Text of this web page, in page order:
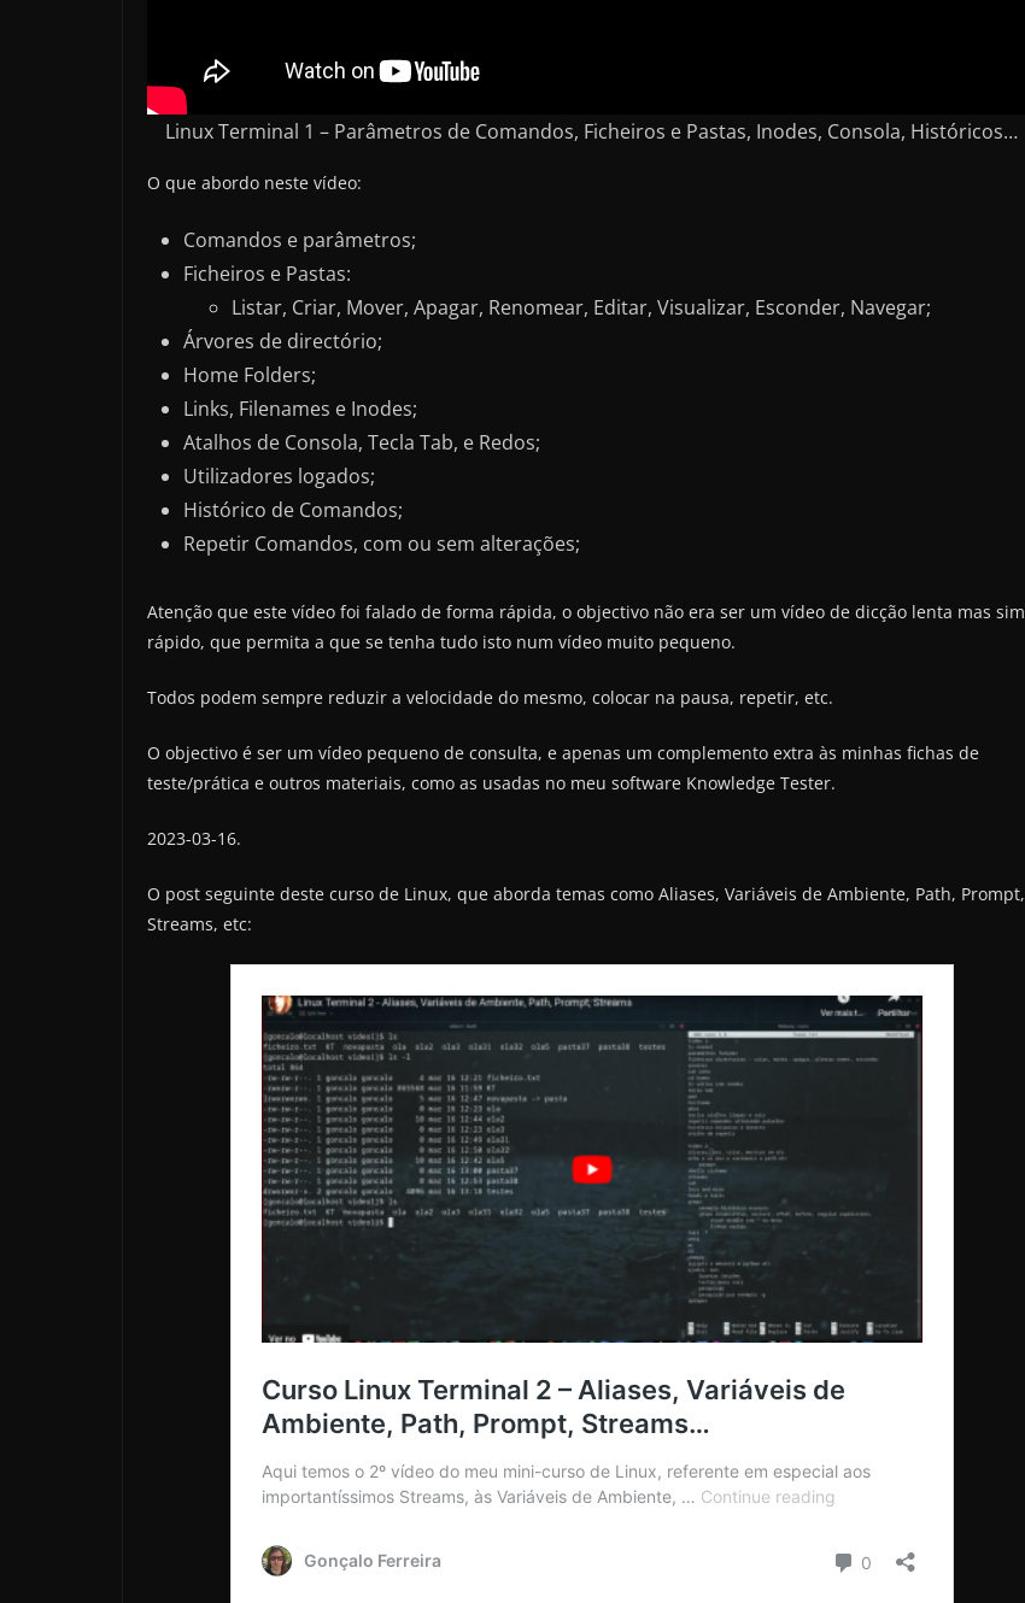
Linux Terminal 1 – Parâmetros de Comandos, Ficheiros e Pastas, Inodes, Consola, Históricos…
O que abordo neste vídeo:
Comandos e parâmetros;
Ficheiros e Pastas:
Listar, Criar, Mover, Apagar, Renomear, Editar, Visualizar, Esconder, Navegar;
Árvores de directório;
Home Folders;
Links, Filenames e Inodes;
Atalhos de Consola, Tecla Tab, e Redos;
Utilizadores logados;
Histórico de Comandos;
Repetir Comandos, com ou sem alterações;
Atenção que este vídeo foi falado de forma rápida, o objectivo não era ser um vídeo de dicção lenta mas sim
rápido, que permita a que se tenha tudo isto num vídeo muito pequeno.
Todos podem sempre reduzir a velocidade do mesmo, colocar na pausa, repetir, etc.
O objectivo é ser um vídeo pequeno de consulta, e apenas um complemento extra às minhas fichas de
teste/prática e outros materiais, como as usadas no meu software Knowledge Tester.
2023-03-16.
O post seguinte deste curso de Linux, que aborda temas como Aliases, Variáveis de Ambiente, Path, Prompt,
Streams, etc: